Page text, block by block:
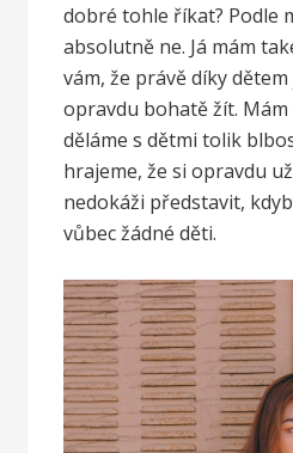
dobré tohle říkat? Podle
absolutně ne. Já mám
vám, že právě díky dětem
opravdu bohatě žít.
děláme s dětmi tolik
hrajeme, že si opravdu už
nedokáži představit,
vůbec žádné děti.